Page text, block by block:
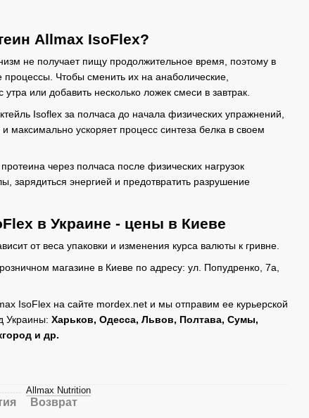
Allmax IsoFlex?
не получает пищу продолжительное время, поэтому в
процессы. Чтобы сменить их на анаболические,
или добавить несколько ложек смеси в завтрак.
Isoflex за полчаса до начала физических упражнений,
максимально ускоряет процесс синтеза белка в своем
через полчаса после физических нагрузок
зарядиться энергией и предотвратить разрушение
в Украине - цены в Киеве
от веса упаковки и изменения курса валюты к гривне.
магазине в Киеве по адресу: ул. Попудренко, 7а,
IsoFlex на сайте mordex.net и мы отправим ее курьерской
Украины: Харьков, Одесса, Львов, Полтава, Сумы,
и др.
Allmax Nutrition
Возврат